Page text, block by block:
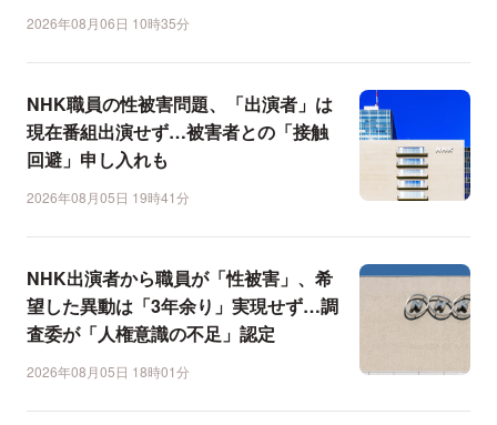
2026年08月06日 10時35分
NHK職員の性被害問題、「出演者」は
現在番組出演せず…被害者との「接触
回避」申し入れも
2026年08月05日 19時41分
NHK出演者から職員が「性被害」、希
望した異動は「3年余り」実現せず…調
査委が「人権意識の不足」認定
2026年08月05日 18時01分